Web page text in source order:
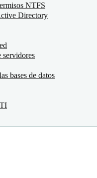
NTFS
Directory
servidores
bases de datos